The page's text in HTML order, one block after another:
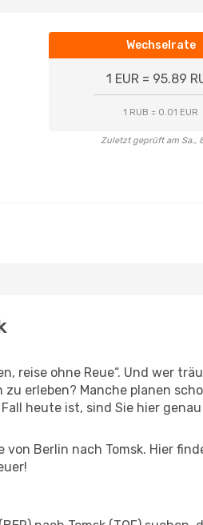
Wechselrate
1 EUR = 95.89
1 RUB = 0.01 EUR
Zuletzt geprüft am Sa.,
reise ohne Reue“. Und wer
erleben? Manche planen
heute ist, sind Sie hier
Berlin nach Tomsk. Hier